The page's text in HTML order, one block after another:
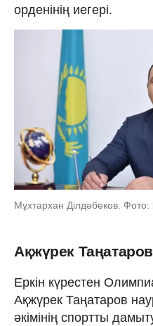
орденінің иегері.
Мұхтархан Ділдәбеков. Фото:
Ақжүрек Таңатаров
Еркін күрестен
Ақжүрек Таңатаров
әкімінің спортты